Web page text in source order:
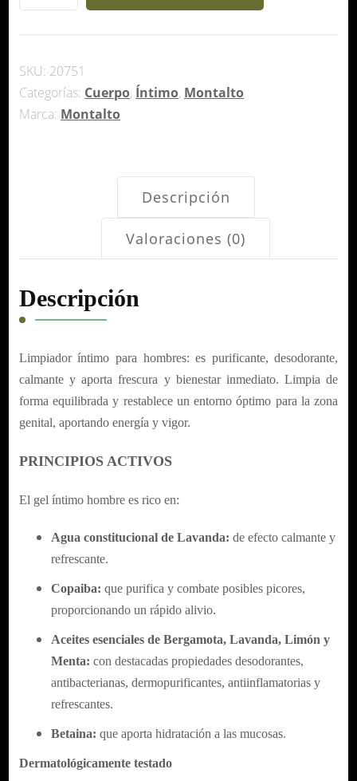
cantidad
SKU: 20751
Categorías: Cuerpo, Íntimo, Montalto
Marca: Montalto
Descripción
Valoraciones (0)
Descripción
Limpiador íntimo para hombres: es purificante, desodorante,
calmante y aporta frescura y bienestar inmediato. Limpia de
forma equilibrada y restablece un entorno óptimo para la zona
genital, aportando energía y vigor.
PRINCIPIOS ACTIVOS
El gel íntimo hombre es rico en:
Agua constitucional de Lavanda: de efecto calmante y
refrescante.
Copaiba: que purifica y combate posibles picores,
proporcionando un rápido alivio.
Aceites esenciales de Bergamota, Lavanda, Limón y
Menta: con destacadas propiedades desodorantes,
antibacterianas, dermopurificantes, antiinflamatorias y
refrescantes.
Betaina: que aporta hidratación a las mucosas.
Dermatológicamente testado